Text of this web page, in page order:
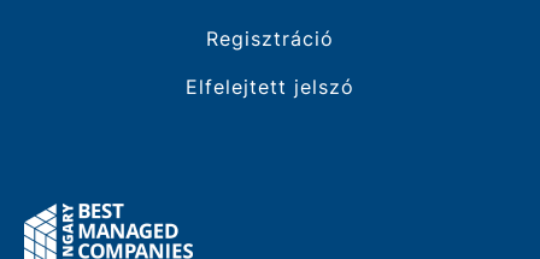
Regisztráció
Elfelejtett jelszó